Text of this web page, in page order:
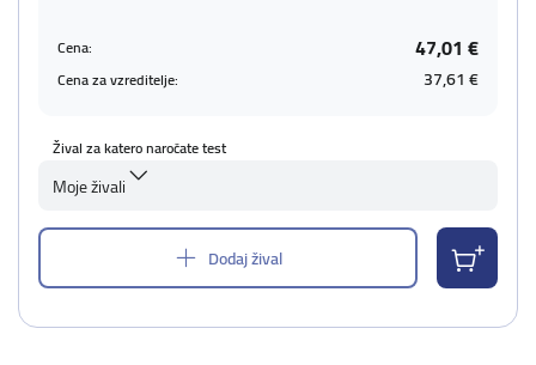
Cena: 47,01 €
Cena za vzreditelje: 37,61 €
Žival za katero naročate test
Moje živali
Dodaj žival